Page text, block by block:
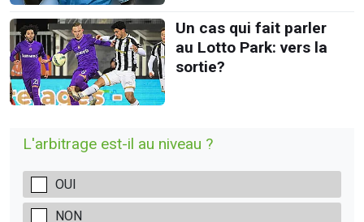
Un cas qui fait parler
au Lotto Park: vers la
sortie?
L'arbitrage est-il au niveau ?
OUI
NON